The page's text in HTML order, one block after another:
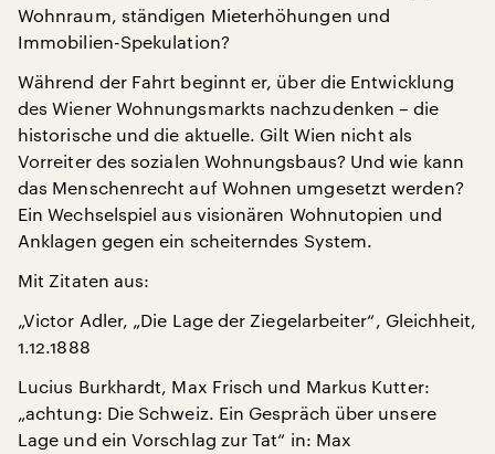
Wohnraum, ständigen Mieterhöhungen und
Immobilien-Spekulation?
Während der Fahrt beginnt er, über die Entwicklung
des Wiener Wohnungsmarkts nachzudenken – die
historische und die aktuelle. Gilt Wien nicht als
Vorreiter des sozialen Wohnungsbaus? Und wie kann
das Menschenrecht auf Wohnen umgesetzt werden?
Ein Wechselspiel aus visionären Wohnutopien und
Anklagen gegen ein scheiterndes System.
Mit Zitaten aus:
„Victor Adler, „Die Lage der Ziegelarbeiter“, Gleichheit,
1.12.1888
Lucius Burkhardt, Max Frisch und Markus Kutter:
„achtung: Die Schweiz. Ein Gespräch über unsere
Lage und ein Vorschlag zur Tat“ in: Max